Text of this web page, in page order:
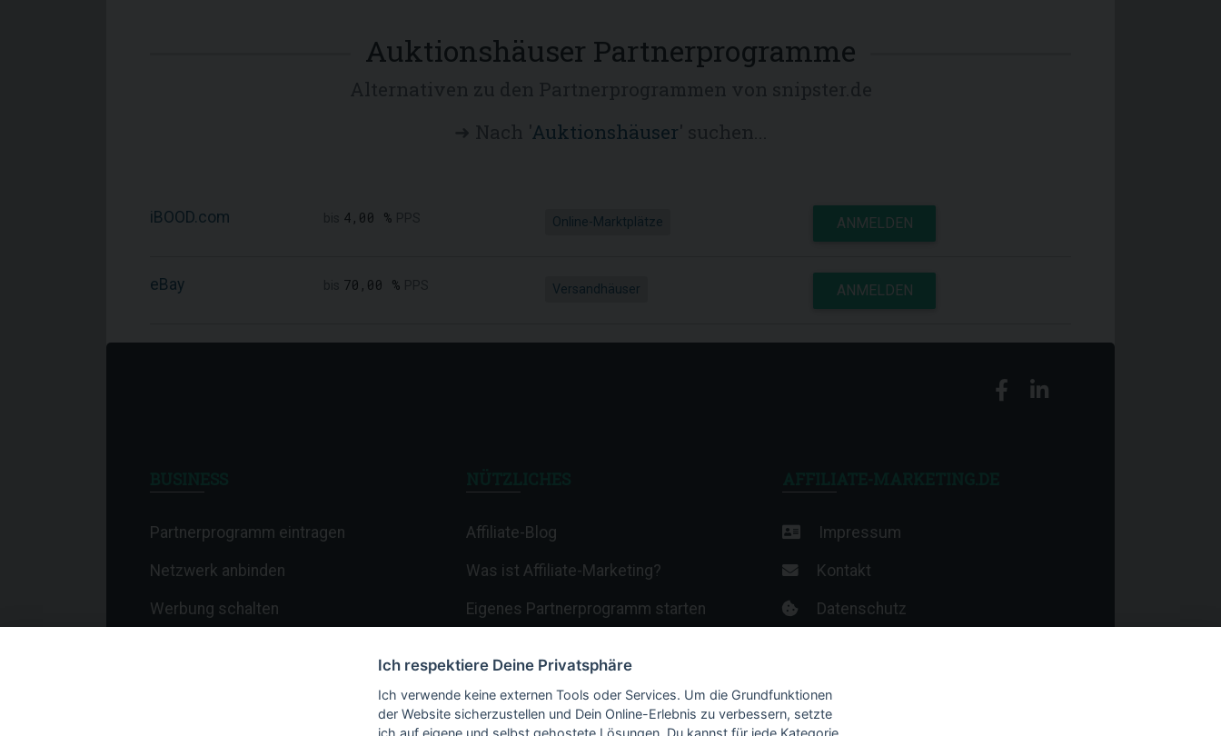
Auktionshäuser Partnerprogramme
Auktionshäuser
iBOOD.com 4,00 % Online-Marktplätze ANMELDEN
eBay 70,00 % Versandhäuser ANMELDEN
Partnerprogramm eintragen
Netzwerk anbinden
Werbung schalten
Affiliate-Blog
Was ist Affiliate-Marketing?
Eigenes Partnerprogramm starten
Termine & Veranstaltungen
Webhosting-Anbieter
Impressum
Kontakt
Datenschutz
Ich respektiere Deine Privatsphäre
Ich verwende keine externen Tools oder Services. Um die Grundfunktionen
der Website sicherzustellen und Dein Online-Erlebnis zu verbessern, setzte
ich auf eigene und selbst gehostete Lösungen. Du kannst für jede Kategorie